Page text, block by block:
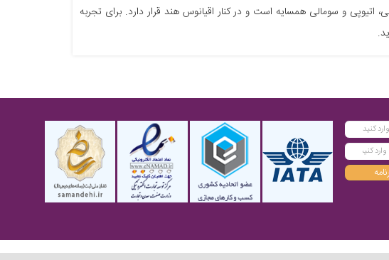
اتیوپی و سومالی همسایه است و در کنار اقیانوس هند قرار دارد. برای تجربه